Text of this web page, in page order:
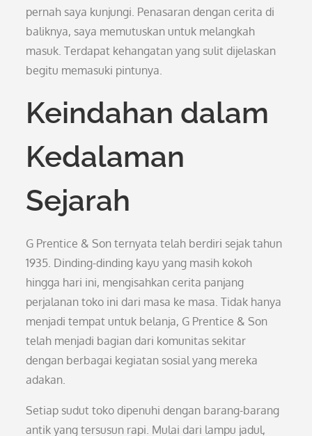
pernah saya kunjungi. Penasaran dengan cerita di
baliknya, saya memutuskan untuk melangkah
masuk. Terdapat kehangatan yang sulit dijelaskan
begitu memasuki pintunya.
Keindahan dalam
Kedalaman
Sejarah
G Prentice & Son ternyata telah berdiri sejak tahun
1935. Dinding-dinding kayu yang masih kokoh
hingga hari ini, mengisahkan cerita panjang
perjalanan toko ini dari masa ke masa. Tidak hanya
menjadi tempat untuk belanja, G Prentice & Son
telah menjadi bagian dari komunitas sekitar
dengan berbagai kegiatan sosial yang mereka
adakan.
Setiap sudut toko dipenuhi dengan barang-barang
antik yang tersusun rapi. Mulai dari lampu jadul,